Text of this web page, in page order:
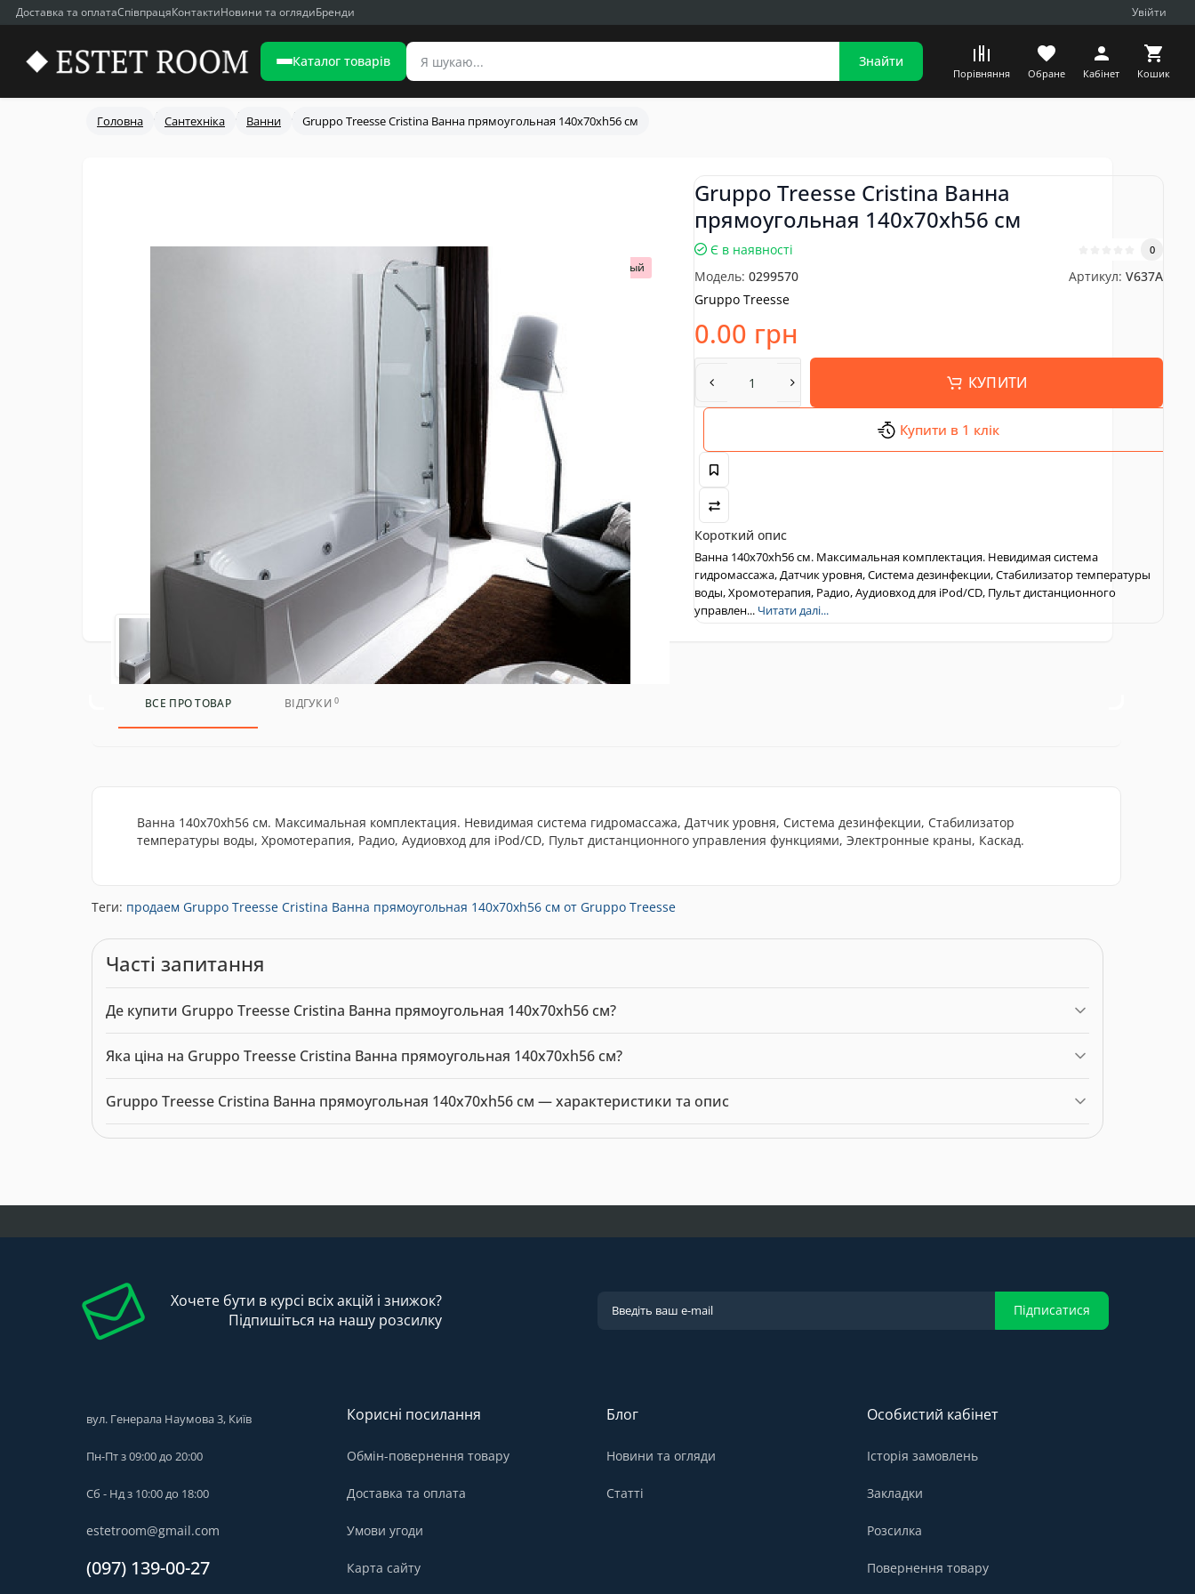
Доставка та оплатаСпівпрацяКонтактиНовини та оглядиБренди Увійти
Каталог товарів Знайти
Порівняння Обране Кабінет Кошик
Головна Сантехніка Ванни Gruppo Treesse Cristina Ванна прямоугольная 140x70xh56 см
Популярный
Gruppo Treesse Cristina Ванна
прямоугольная 140x70xh56 см
Є в наявності 0
Модель: 0299570 Артикул: V637A
Gruppo Treesse
0.00 грн
КУПИТИ
Купити в 1 клік
Короткий опис
Ванна 140x70xh56 см. Максимальная комплектация. Невидимая система
гидромассажа, Датчик уровня, Система дезинфекции, Стабилизатор температуры
воды, Хромотерапия, Радио, Аудиовход для iPod/CD, Пульт дистанционного
управлен... Читати далі...
ВСЕ ПРО ТОВАР ВІДГУКИ0
Ванна 140x70xh56 см. Максимальная комплектация. Невидимая система гидромассажа, Датчик уровня, Система дезинфекции, Стабилизатор
температуры воды, Хромотерапия, Радио, Аудиовход для iPod/CD, Пульт дистанционного управления функциями, Электронные краны, Каскад.
Теги: продаем Gruppo Treesse Cristina Ванна прямоугольная 140x70xh56 см от Gruppo Treesse
Часті запитання
Де купити Gruppo Treesse Cristina Ванна прямоугольная 140x70xh56 см?
Яка ціна на Gruppo Treesse Cristina Ванна прямоугольная 140x70xh56 см?
Gruppo Treesse Cristina Ванна прямоугольная 140x70xh56 см — характеристики та опис
Модель: 0299570. Категорія:Ванни. Виробник: Gruppo Treesse. Ціна: 0.00 грн.
Хочете бути в курсі всіх акцій і знижок?
Підпишіться на нашу розсилку
Підписатися
вул. Генерала Наумова 3, Київ
Пн-Пт з 09:00 до 20:00
Сб - Нд з 10:00 до 18:00
estetroom@gmail.com
(097) 139-00-27
Корисні посилання
Обмін-повернення товару
Доставка та оплата
Умови угоди
Карта сайту
Блог
Новини та огляди
Статті
Особистий кабінет
Історія замовлень
Закладки
Розсилка
Повернення товару